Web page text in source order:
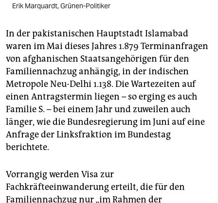
Erik Marquardt, Grünen-Politiker
In der pakistanischen Hauptstadt Islamabad
waren im Mai dieses Jahres 1.879 Terminanfragen
von afghanischen Staatsangehörigen für den
Familiennachzug anhängig, in der indischen
Metropole Neu-Delhi 1.138. Die Wartezeiten auf
einen Antragstermin liegen – so erging es auch
Familie S. – bei einem Jahr und zuweilen auch
länger, wie die Bundesregierung im Juni auf eine
Anfrage der Linksfraktion im Bundestag
berichtete.
Vorrangig werden Visa zur
Fachkräfteeinwanderung erteilt, die für den
Familiennachzug nur „im Rahmen der